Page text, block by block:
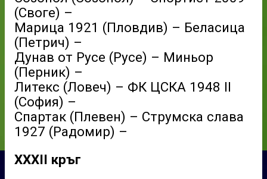
(Своге) –
Марица 1921 (Пловдив) – Беласица
(Петрич) –
Дунав от Русе (Русе) – Миньор
(Перник) –
Литекс (Ловеч) – ФК ЦСКА 1948 II
(София) –
Спартак (Плевен) – Струмска слава
1927 (Радомир) –
XXXII кръг